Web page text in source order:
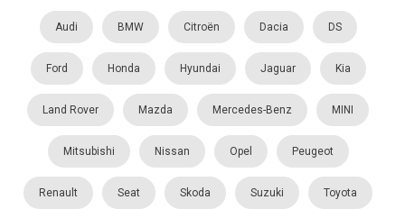
Audi BMW Citroën Dacia DS
Ford Honda Hyundai Jaguar Kia
Land Rover Mazda Mercedes-Benz MINI
Mitsubishi Nissan Opel Peugeot
Renault Seat Skoda Suzuki Toyota